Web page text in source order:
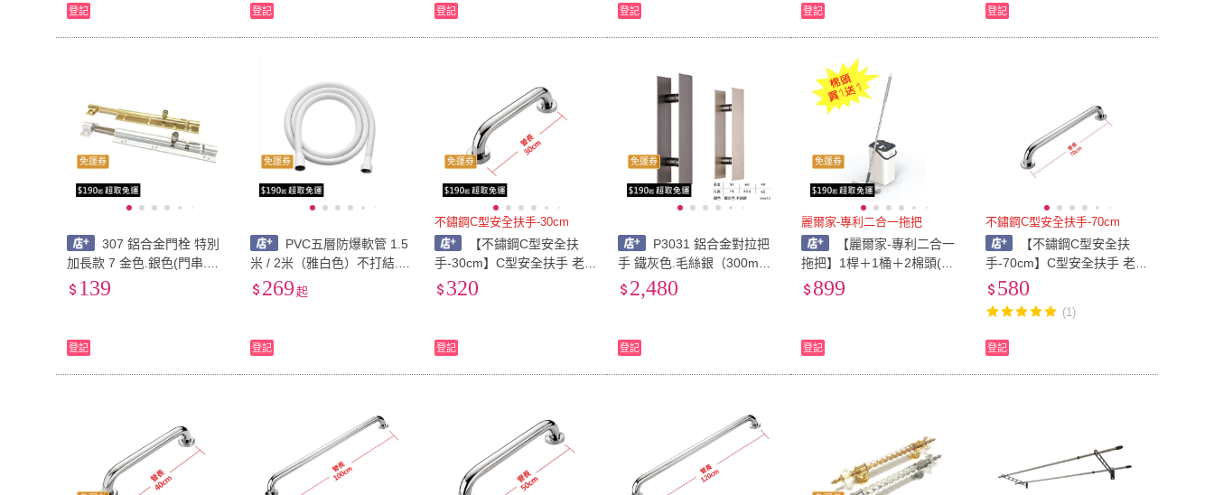
登記 登記 登記 登記 登記 登記
免運券
307 鋁合金門栓 特別
加長款 7 金色.銀色(門串.門
閂.浴廁鎖.鋁門窗門栓.活動
139
登記
免運券
PVC五層防爆軟管 1.5
米 / 2米（雅白色）不打結.防
纏繞.蓮蓬頭軟管 .花灑軟管.
淋浴管.水管.沐浴軟管
269 起
登記
免運券
不鏽鋼C型安全扶手-30cm
【不鏽鋼C型安全扶
手-30cm】C型安全扶手 老
人浴室 防滑扶手(ST 公家機
320
登記
免運券
P3031 鋁合金對拉把
手 鐵灰色.毛絲銀（300m
m）(玻璃門把.大門門把.對拉
大把手.落地門把手.鋁門把
2,480
登記
免運券
麗爾家-專利二合一拖把
【麗爾家-專利二合一
拖把】1桿＋1桶＋2棉頭(超
吸水.膠拖.清潔.掃地.拖地.清
899
登記
不鏽鋼C型安全扶手-70cm
【不鏽鋼C型安全扶
手-70cm】C型安全扶手 老
人浴室 防滑扶手(ST 公家機
手)
580
(1)
登記